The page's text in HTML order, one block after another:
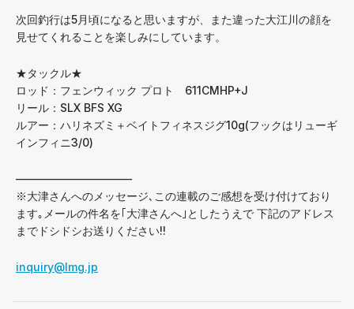
次回釣行は5月頃になると思いますが、また違った大江川の顔を
見せてくれることを楽しみにしています。
★タックル★
ロッド：フェンウィック プロト 611CMHP+J
リール：SLX BFS XG
ルアー：ハリネズミ＋ベイトフィネスジグ10g(フックはリューギ
インフィニ3/0)
——————————–
※大津さんへのメッセージ､この連載のご感想を受け付けており
ます｡メールの件名を｢大津さんへ｣としたうえで 下記のアドレス
までドシドシお送りください!!
inquiry@lmg.jp